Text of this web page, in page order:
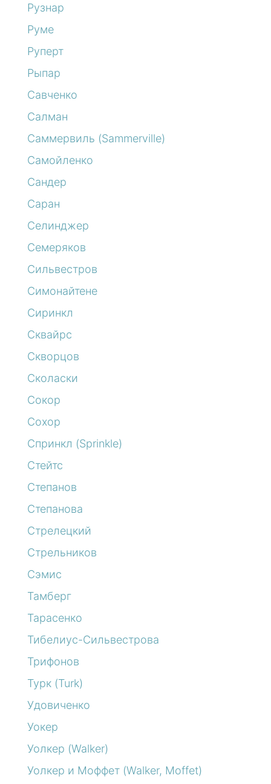
Рузнар
Руме
Руперт
Рыпар
Савченко
Салман
Саммервиль (Sammerville)
Самойленко
Сандер
Саран
Селинджер
Семеряков
Сильвестров
Симонайтене
Сиринкл
Сквайрс
Скворцов
Сколаски
Сокор
Сохор
Спринкл (Sprinkle)
Стейтс
Степанов
Степанова
Стрелецкий
Стрельников
Сэмис
Тамберг
Тарасенко
Тибелиус-Сильвестрова
Трифонов
Турк (Turk)
Удовиченко
Уокер
Уолкер (Walker)
Уолкер и Моффет (Walker, Moffet)